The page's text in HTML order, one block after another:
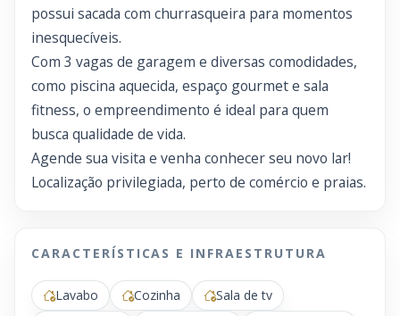
possui sacada com churrasqueira para momentos
inesquecíveis.
Com 3 vagas de garagem e diversas comodidades,
como piscina aquecida, espaço gourmet e sala
fitness, o empreendimento é ideal para quem
busca qualidade de vida.
Agende sua visita e venha conhecer seu novo lar!
Localização privilegiada, perto de comércio e praias.
CARACTERÍSTICAS E INFRAESTRUTURA
Lavabo Cozinha
Sala de tv